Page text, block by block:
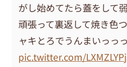
がし始めてたら蓋をして
頑張って裏返して焼き色
ャキとろでうんまいっっ
pic.twitter.com/